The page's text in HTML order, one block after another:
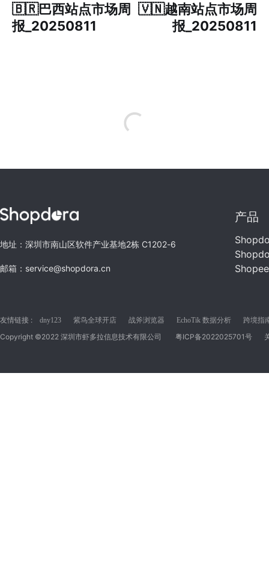
🇧🇷巴西站点市场周
报_20250811
🇻🇳越南站点市场周
报_20250811
地址：深圳市南山区软件产业基地2栋 C1202-6
邮箱：service@shopdora.cn
产品
友情链接 : dny123 紫鸟全球开店 战斧浏览器 EchoTik 数据分析 跨境指
Copyright ©2022 深圳市虾多拉信息技术有限公司 粤ICP备2022025701号